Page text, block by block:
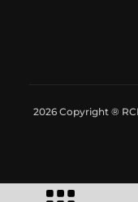
2026 Copyright ®